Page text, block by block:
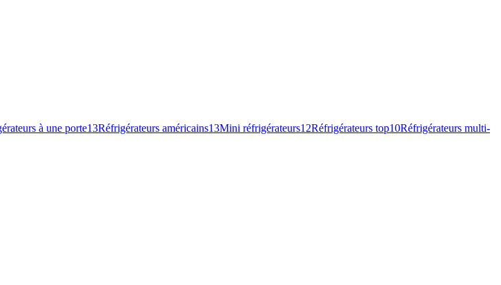
à une porte13Réfrigérateurs américains13Mini réfrigérateurs12Réfrigérateurs top10Réfrigérateurs multi-